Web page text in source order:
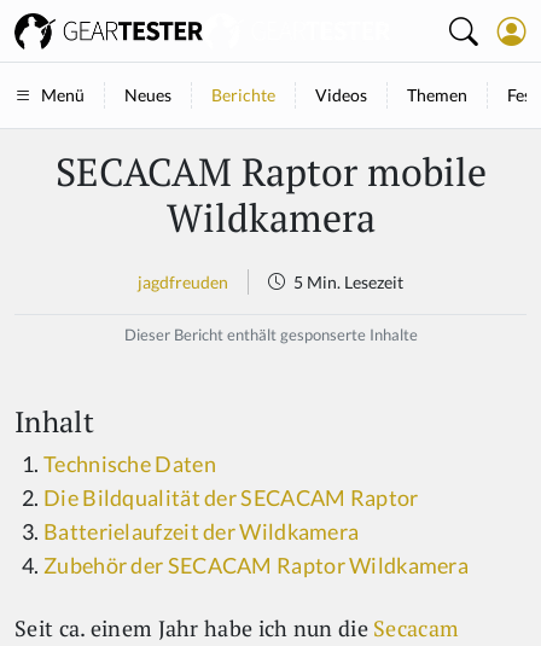
Menü Neues Berichte Videos Themen
SECACAM Raptor mobile
Wildkamera
jagdfreuden 5 Min. Lesezeit
Dieser Bericht enthält gesponserte Inhalte
Inhalt
Technische Daten
Die Bildqualität der SECACAM Raptor
Batterielaufzeit der Wildkamera
Zubehör der SECACAM Raptor Wildkamera
Seit ca. einem Jahr habe ich nun die Secacam